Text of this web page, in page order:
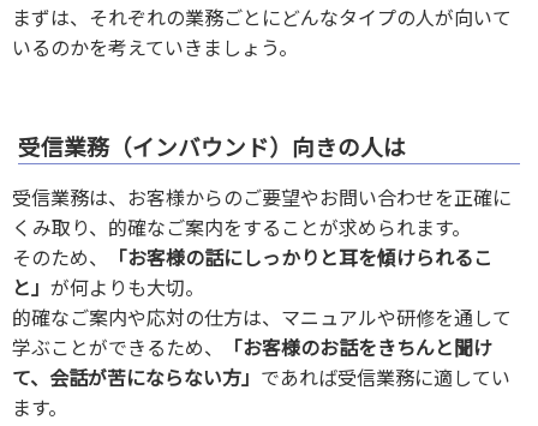
まずは、それぞれの業務ごとにどんなタイプの人が向いて
いるのかを考えていきましょう。
受信業務（インバウンド）向きの人は
受信業務は、お客様からのご要望やお問い合わせを正確に
くみ取り、的確なご案内をすることが求められます。
そのため、
「お客様の話にしっかりと耳を傾けられるこ
と」 が何よりも大切。
的確なご案内や応対の仕方は、マニュアルや研修を通して
学ぶことができるため、
「お客様のお話をきちんと聞け
て、会話が苦にならない方」 であれば受信業務に適してい
ます。